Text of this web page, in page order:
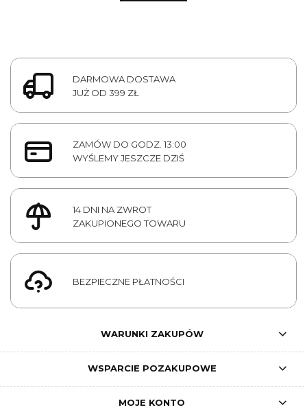
DARMOWA DOSTAWA
JUŻ OD 399 ZŁ
ZAMÓW DO GODZ. 13:00
WYŚLEMY JESZCZE DZIŚ
14 DNI NA ZWROT
ZAKUPIONEGO TOWARU
BEZPIECZNE PŁATNOŚCI
WARUNKI ZAKUPÓW
WSPARCIE POZAKUPOWE
MOJE KONTO